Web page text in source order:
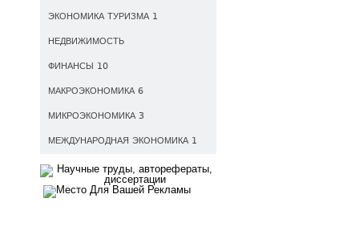
ЭКОНОМИКА ТУРИЗМА 1
НЕДВИЖИМОСТЬ
ФИНАНСЫ 10
МАКРОЭКОНОМИКА 6
МИКРОЭКОНОМИКА 3
МЕЖДУНАРОДНАЯ ЭКОНОМИКА 1